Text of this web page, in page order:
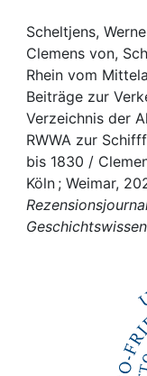
Scheltjens,
Clemens von,
Rhein vom
Beiträge zur
Verzeichnis der
RWWA zur
bis 1830 /
Köln ; Weimar,